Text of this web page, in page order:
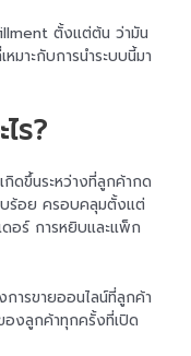
ตั้งแต่ต้น ว่ามัน
มาะกับการนำระบบนี้มา
ร?
ดขึ้นระหว่างที่ลูกค้ากด
ร้อย ครอบคลุมตั้งแต่
ดอร์ การหยิบและแพ็ก
รขายออนไลน์ที่ลูกค้า
งลูกค้าทุกครั้งที่เปิด